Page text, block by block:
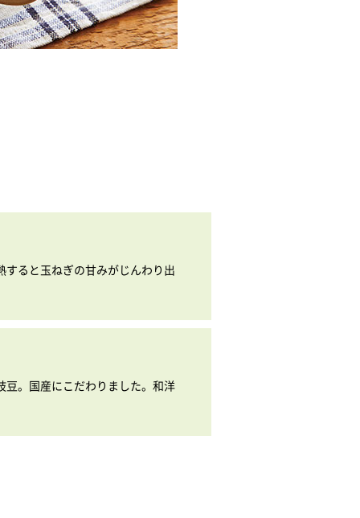
ると玉ねぎの甘みがじんわり出
豆。国産にこだわりました。和洋